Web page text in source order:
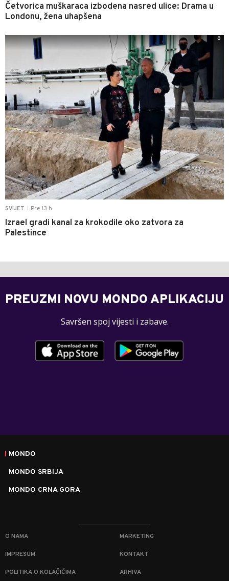
Četvorica muškaraca izbodena nasred ulice: Drama u
Londonu, žena uhapšena
SVIJET Pre 13 h
Izrael gradi kanal za krokodile oko zatvora za
Palestince
0
PREUZMI NOVU MONDO APLIKACIJU
Savršen spoj vijesti i zabave.
MONDO
MONDO SRBIJA
MONDO CRNA GORA
O NAMA MARKETING
IMPRESUM KONTAKT
POLITIKA O KOLAČIĆIMA ARHIVA